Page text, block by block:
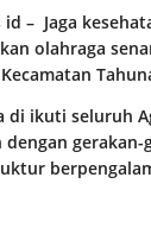
– Jaga
olahraga
di ikuti seluruh